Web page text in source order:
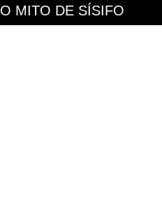
O MITO DE SÍSIFO